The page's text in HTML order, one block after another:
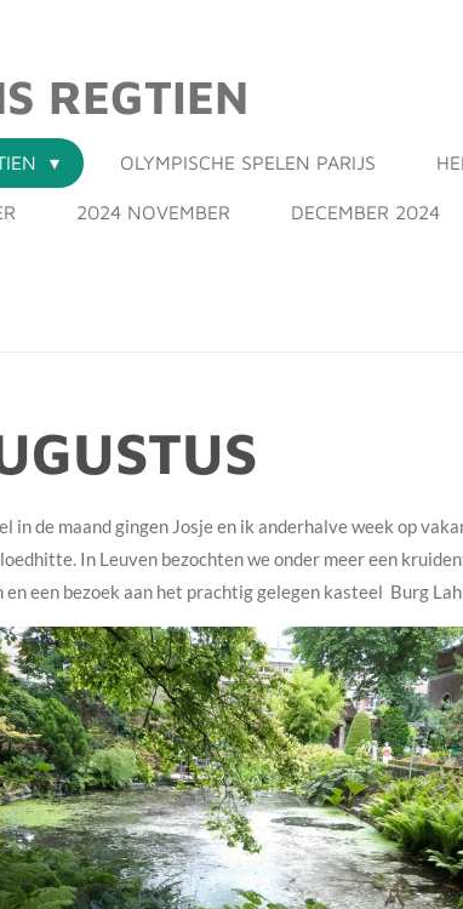
REGTIEN
OLYMPISCHE SPELEN PARIJS
2024 NOVEMBER DECEMBER 2024
in de maand gingen Josje en ik anderhalve week op
In Leuven bezochten we onder meer een
en een bezoek aan het prachtig gelegen kasteel Burg